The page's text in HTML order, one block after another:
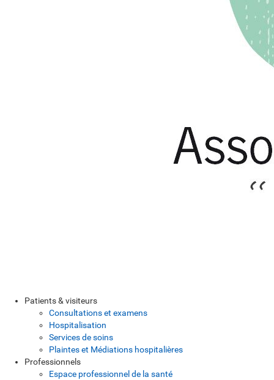
Patients & visiteurs
Consultations et examens
Hospitalisation
Services de soins
Plaintes et Médiations hospitalières
Professionnels
Espace professionnel de la santé